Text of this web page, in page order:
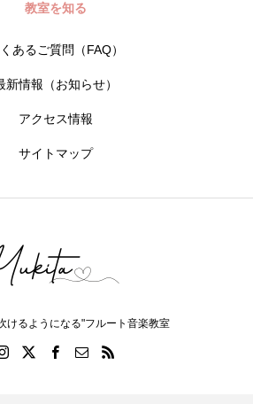
教室を知る
あるご質問（FAQ）
新情報（お知らせ）
アクセス情報
サイトマップ
けるようになる"フルート音楽教室